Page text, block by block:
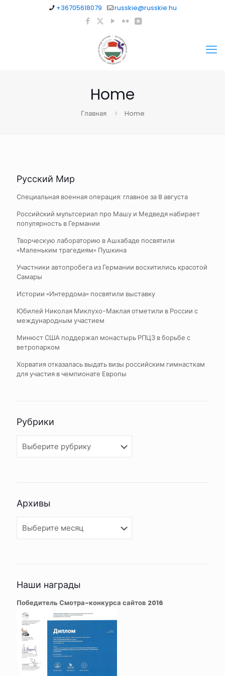
+36705618079 russkie@russkie.hu
Home
Главная Home
Русский Мир
Специальная военная операция: главное за 8 августа
Российский мультсериал про Машу и Медведя набирает
популярность в Германии
Творческую лабораторию в Ашхабаде посвятили
«Маленьким трагедиям» Пушкина
Участники автопробега из Германии восхитились красотой
Самары
Истории «Интердома» посвятили выставку
Юбилей Николая Миклухо-Маклая отметили в России с
международным участием
Минюст США поддержал монастырь РПЦЗ в борьбе с
ветропарком
Хорватия отказалась выдать визы российским гимнасткам
для участия в чемпионате Европы
Рубрики
Архивы
Наши награды
Победитель Смотра-конкурса сайтов 2016